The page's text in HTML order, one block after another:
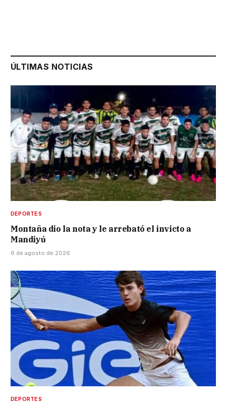
ÚLTIMAS NOTICIAS
DEPORTES
Montaña dio la nota y le arrebató el invicto a
Mandiyú
6 de agosto de 2026
DEPORTES